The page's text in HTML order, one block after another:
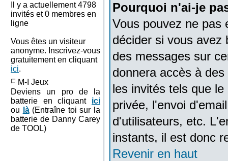
Il y a actuellement 4798
invités et 0 membres en
ligne
Vous êtes un visiteur
anonyme. Inscrivez-vous
gratuitement en cliquant
ici.
M-I Jeux
Deviens un pro de la
batterie en cliquant ici
ou
là(Entraîne toi sur la
batterie de Danny Carey
de TOOL)
Pourquoi n'ai-je
Vous pouvez ne pas
décider si vous avez
des messages sur
donnera accès à
les invités tels que
privée, l'envoi
d'utilisateurs, etc.
instants, il est donc
Revenir en haut